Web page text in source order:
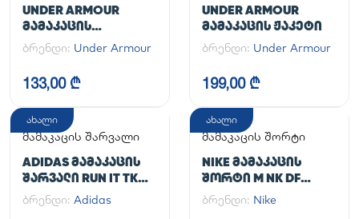
UNDER ARMOUR
ᲛᲐᲛᲐᲙᲐᲪᲘᲡ
ᲡᲞᲝᲠᲢᲣᲚᲘ ᲨᲐᲠᲕᲐᲚᲘ
UA CG ARMOUR
LEGGINGS
ბრენდი: Under Armour
133,00 ₾
UNDER ARMOUR
ᲛᲐᲛᲐᲙᲐᲪᲘᲡ ᲟᲐᲙᲔᲢᲘ
ბრენდი: Under Armour
199,00 ₾
ახალი
მამაკაცის შარვალი
ADIDAS ᲛᲐᲛᲐᲙᲐᲪᲘᲡ
ᲨᲐᲠᲕᲐᲚᲘ RUN IT TKO
PANT
ბრენდი: Adidas
ახალი
მამაკაცის შორტი
NIKE ᲛᲐᲛᲐᲙᲐᲪᲘᲡ
ᲨᲝᲠᲢᲘ M NK DF
UNLIMITED WVN 7IN
UL
ბრენდი: Nike